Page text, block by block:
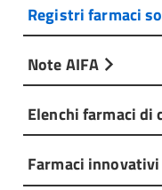
Registri farmaci
Note AIFA
Elenchi farmaci di
Farmaci innovativi